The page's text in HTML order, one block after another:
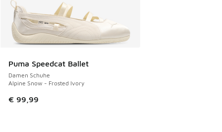
Puma Speedcat Ballet
Damen Schuhe
Alpine Snow - Frosted Ivory
€ 99,99